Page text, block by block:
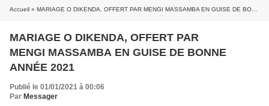
Accueil » MARIAGE O DIKENDA, OFFERT PAR MENGI MASSAMBA EN GUISE DE BONNE ANNÉE 2021
MARIAGE O DIKENDA, OFFERT PAR
MENGI MASSAMBA EN GUISE DE BONNE
ANNÉE 2021
Publié le 01/01/2021 à 00:06
Par Messager